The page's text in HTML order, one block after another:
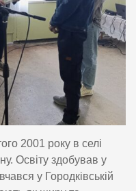
2001 року в селі
Освіту здобував у
у Городківській